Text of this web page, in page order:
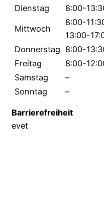
Dienstag
8:00-
Mittwoch
8:00-
13:00-
Donnerstag 8:00-
Freitag
8:00-
Samstag
–
Sonntag
–
Barrierefreiheit
evet